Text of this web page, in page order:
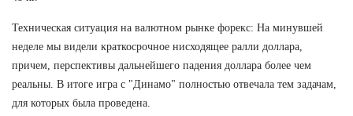
Техническая ситуация на валютном рынке форекс: На минувшей
неделе мы видели краткосрочное нисходящее ралли доллара,
причем, перспективы дальнейшего падения доллара более чем
реальны. В итоге игра с "Динамо" полностью отвечала тем задачам,
для которых была проведена.